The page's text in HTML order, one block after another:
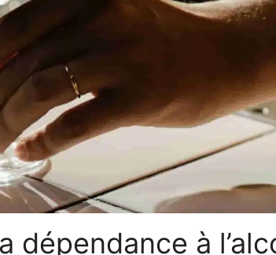
dépendance à